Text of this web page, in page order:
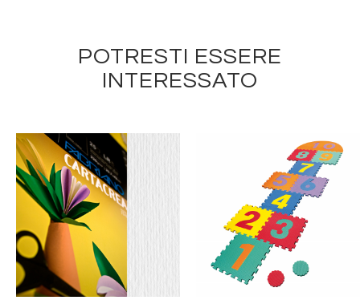
POTRESTI ESSERE
INTERESSATO